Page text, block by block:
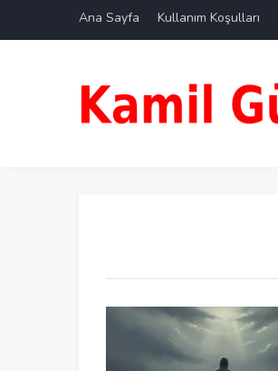
Ana Sayfa Kullanım Koşulları